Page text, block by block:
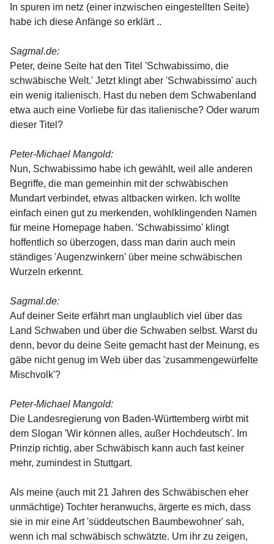
In spuren im netz (einer inzwischen eingestellten Seite)
habe ich diese Anfänge so erklärt ..
Sagmal.de:
Peter, deine Seite hat den Titel 'Schwabissimo, die
schwäbische Welt.' Jetzt klingt aber 'Schwabissimo' auch
ein wenig italienisch. Hast du neben dem Schwabenland
etwa auch eine Vorliebe für das italienische? Oder warum
dieser Titel?
Peter-Michael Mangold:
Nun, Schwabissimo habe ich gewählt, weil alle anderen
Begriffe, die man gemeinhin mit der schwäbischen
Mundart verbindet, etwas altbacken wirken. Ich wollte
einfach einen gut zu merkenden, wohlklingenden Namen
für meine Homepage haben. 'Schwabissimo' klingt
hoffentlich so überzogen, dass man darin auch mein
ständiges 'Augenzwinkern' über meine schwäbischen
Wurzeln erkennt.
Sagmal.de:
Auf deiner Seite erfährt man unglaublich viel über das
Land Schwaben und über die Schwaben selbst. Warst du
denn, bevor du deine Seite gemacht hast der Meinung, es
gäbe nicht genug im Web über das 'zusammengewürfelte
Mischvolk'?
Peter-Michael Mangold:
Die Landesregierung von Baden-Württemberg wirbt mit
dem Slogan 'Wir können alles, außer Hochdeutsch'. Im
Prinzip richtig, aber Schwäbisch kann auch fast keiner
mehr, zumindest in Stuttgart.
Als meine (auch mit 21 Jahren des Schwäbischen eher
unmächtige) Tochter heranwuchs, ärgerte es mich, dass
sie in mir eine Art 'süddeutschen Baumbewohner' sah,
wenn ich mal schwäbisch schwätzte. Um ihr zu zeigen,